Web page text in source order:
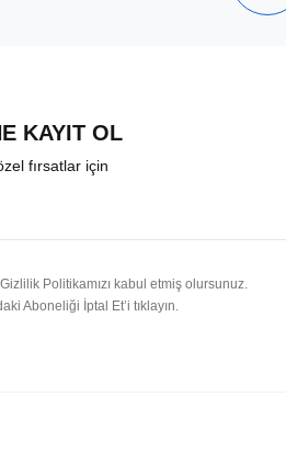
KAYIT OL
fırsatlar için
Politikamızı kabul etmiş olursunuz.
Aboneliği İptal Et’i tıklayın.